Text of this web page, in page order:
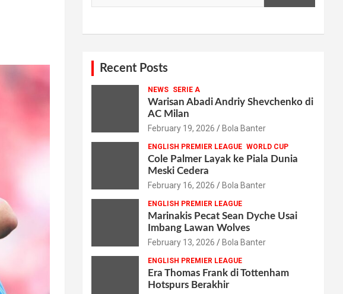
Recent Posts
NEWS SERIE A
Warisan Abadi Andriy Shevchenko di
AC Milan
February 19, 2026 Bola Banter
ENGLISH PREMIER LEAGUE WORLD CUP
Cole Palmer Layak ke Piala Dunia
Meski Cedera
February 16, 2026 Bola Banter
ENGLISH PREMIER LEAGUE
Marinakis Pecat Sean Dyche Usai
Imbang Lawan Wolves
February 13, 2026 Bola Banter
ENGLISH PREMIER LEAGUE
Era Thomas Frank di Tottenham
Hotspurs Berakhir